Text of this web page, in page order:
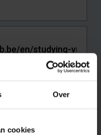
Over
cookies
you encountered the error.